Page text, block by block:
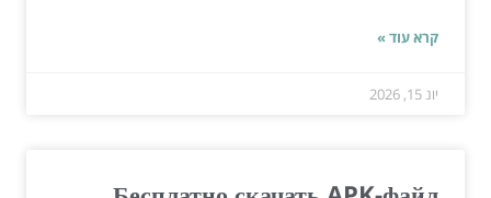
קרא עוד »
יונ 15, 2026